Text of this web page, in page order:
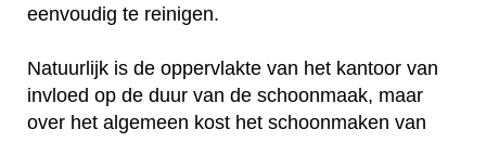
eenvoudig te reinigen.
Natuurlijk is de oppervlakte van het kantoor van
invloed op de duur van de schoonmaak, maar
over het algemeen kost het schoonmaken van